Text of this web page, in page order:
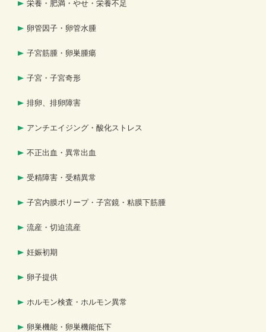
栄養・肥満・やせ・栄養不足
卵管因子・卵管水腫
子宮筋腫・卵巣腫瘍
子宮・子宮奇形
排卵、排卵障害
アンチエイジング・酸化ストレス
不正出血・異常出血
受精障害・受精異常
子宮内膜ポリープ・子宮鏡・粘膜下筋腫
流産・切迫流産
妊娠初期
卵子提供
ホルモン検査・ホルモン異常
卵巣機能・卵巣機能低下